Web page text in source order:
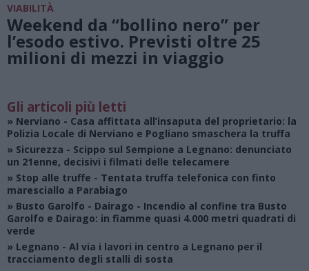
VIABILITÀ
Weekend da “bollino nero” per
l’esodo estivo. Previsti oltre 25
milioni di mezzi in viaggio
Gli articoli più letti
» Nerviano - Casa affittata all’insaputa del proprietario: la
Polizia Locale di Nerviano e Pogliano smaschera la truffa
» Sicurezza - Scippo sul Sempione a Legnano: denunciato
un 21enne, decisivi i filmati delle telecamere
» Stop alle truffe - Tentata truffa telefonica con finto
maresciallo a Parabiago
» Busto Garolfo - Dairago - Incendio al confine tra Busto
Garolfo e Dairago: in fiamme quasi 4.000 metri quadrati di
verde
» Legnano - Al via i lavori in centro a Legnano per il
tracciamento degli stalli di sosta